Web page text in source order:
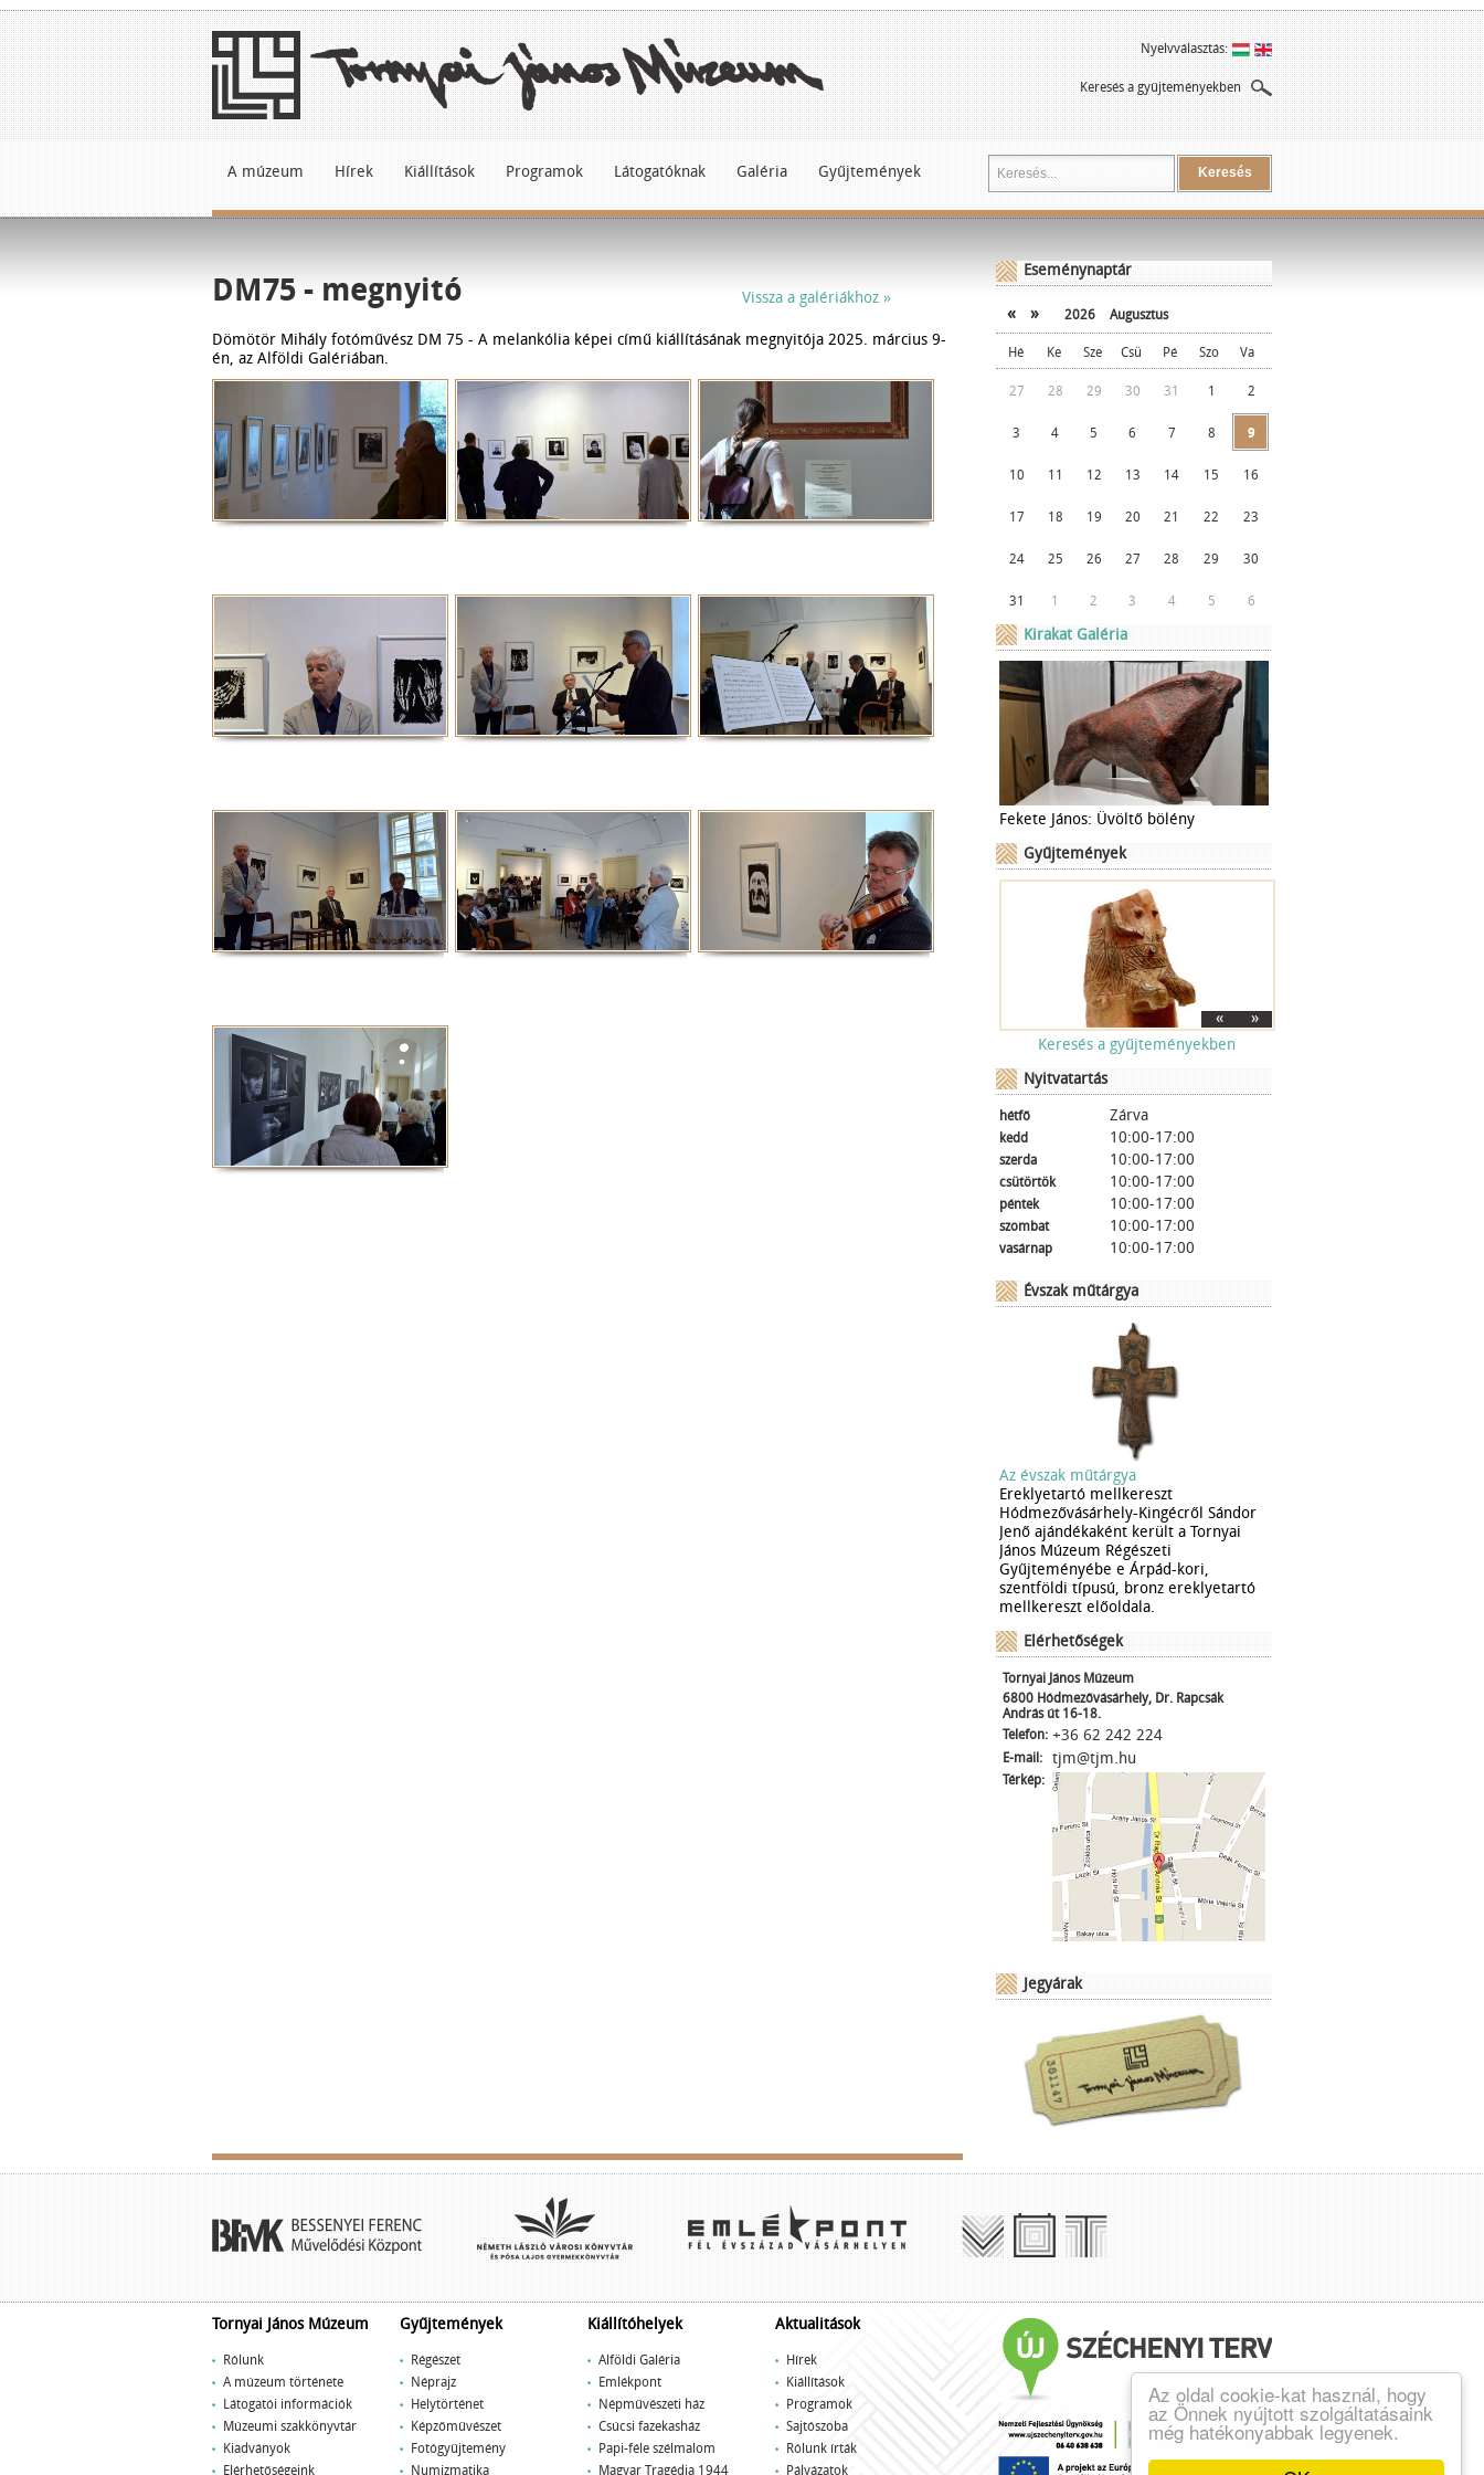
Az oldal cookie-kat használ, hogy
az Önnek nyújtott szolgáltatásaink
még hatékonyabbak legyenek.
Nyelvválasztás:
Keresés a gyűjteményekben
A múzeum Hírek Kiállítások Programok Látogatóknak Galéria Gyűjtemények Keresés
DM75 - megnyitó Vissza a galériákhoz »
Dömötör Mihály fotóművész DM 75 - A melankólia képei című kiállításának megnyitója 2025. március 9-
én, az Alföldi Galériában.
Eseménynaptár
« » 2026 Augusztus
Hé Ke Sze Csü Pé Szo Va
27 28 29 30 31 1 2
3 4 5 6 7 8 9
10 11 12 13 14 15 16
17 18 19 20 21 22 23
24 25 26 27 28 29 30
31 1 2 3 4 5 6
Kirakat Galéria
Fekete János: Üvöltő bölény
Gyűjtemények
« »
Keresés a gyűjteményekben
Nyitvatartás
hétfő Zárva
kedd 10:00-17:00
szerda 10:00-17:00
csütörtök 10:00-17:00
péntek 10:00-17:00
szombat 10:00-17:00
vasárnap 10:00-17:00
Évszak műtárgya
Az évszak műtárgya
Ereklyetartó mellkereszt
Hódmezővásárhely-Kingécről Sándor
Jenő ajándékaként került a Tornyai
János Múzeum Régészeti
Gyűjteményébe e Árpád-kori,
szentföldi típusú, bronz ereklyetartó
mellkereszt előoldala.
Elérhetőségek
Tornyai János Múzeum
6800 Hódmezővásárhely, Dr. Rapcsák
András út 16-18.
Telefon: +36 62 242 224
E-mail: tjm@tjm.hu
Térkép:
Jegyárak
Tornyai János Múzeum
Rólunk
A múzeum története
Látogatói információk
Múzeumi szakkönyvtár
Kiadványok
Elérhetőségeink
Gyűjtemények
Régészet
Néprajz
Helytörténet
Képzőművészet
Fotógyűjtemény
Numizmatika
Kiállítóhelyek
Alföldi Galéria
Emlékpont
Népművészeti ház
Csúcsi fazekasház
Papi-féle szélmalom
Magyar Tragédia 1944
Aktualitások
Hírek
Kiállítások
Programok
Sajtószoba
Rólunk írták
Pályázatok